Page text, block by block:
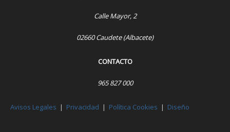
Calle Mayor, 2
02660 Caudete (Albacete)
CONTACTO
965 827 000
Avisos Legales | Privacidad | Política Cookies | Diseño